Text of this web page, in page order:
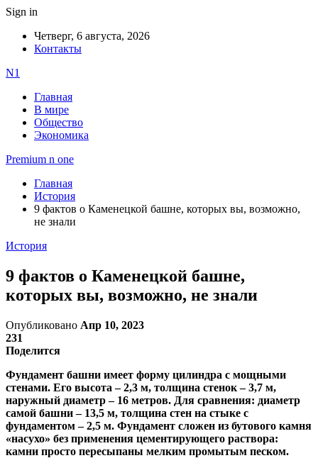
Sign in
Четверг, 6 августа, 2026
Контакты
N1
Главная
В мире
Общество
Экономика
Premium n one
Главная
История
9 фактов о Каменецкой башне, которых вы, возможно,
не знали
История
9 фактов о Каменецкой башне,
которых вы, возможно, не знали
Опубликовано Апр 10, 2023
231
Поделится
Фундамент башни имеет форму цилиндра с мощными
стенами. Его высота – 2,3 м, толщина стенок – 3,7 м,
наружный диаметр – 16 метров. Для сравнения: диаметр
самой башни – 13,5 м, толщина стен на стыке с
фундаментом – 2,5 м. Фундамент сложен из бутового камня
«насухо» без применения цементирующего раствора:
камни просто пересыпаны мелким промытым песком.